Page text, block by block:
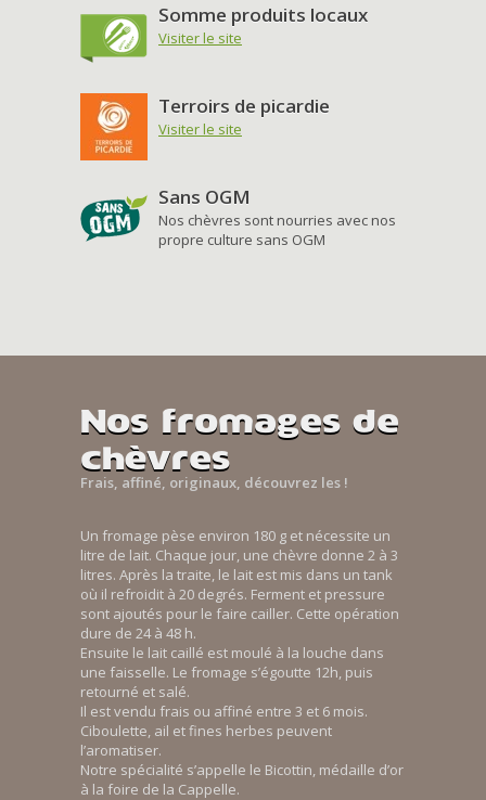
Somme produits locaux
Visiter le site
Terroirs de picardie
Visiter le site
Sans OGM
Nos chèvres sont nourries avec nos
propre culture sans OGM
Nos fromages de
chèvres
Frais, affiné, originaux, découvrez les !
Un fromage pèse environ 180 g et nécessite un
litre de lait. Chaque jour, une chèvre donne 2 à 3
litres. Après la traite, le lait est mis dans un tank
où il refroidit à 20 degrés. Ferment et pressure
sont ajoutés pour le faire cailler. Cette opération
dure de 24 à 48 h.
Ensuite le lait caillé est moulé à la louche dans
une faisselle. Le fromage s’égoutte 12h, puis
retourné et salé.
Il est vendu frais ou affiné entre 3 et 6 mois.
Ciboulette, ail et fines herbes peuvent
l’aromatiser.
Notre spécialité s’appelle le Bicottin, médaille d’or
à la foire de la Cappelle.